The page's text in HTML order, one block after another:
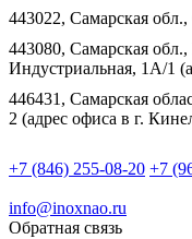
443022, Самарская обл.,
443080, Самарская
Индустриальная, 1А/1
446431, Самарская
2 (адрес офиса в г.
+7 (846) 255-08-20 +7
info@inoxnao.ru
Обратная связь